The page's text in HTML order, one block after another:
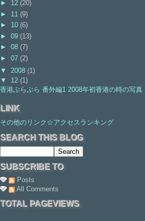
► 12 (20)
► 11 (9)
► 10 (6)
► 09 (13)
► 08 (7)
► 07 (2)
▼ 2008 (1)
▼ 12 (1)
香港ぶらぶら 番外編1 2008年初香港の時の写真
LINK
その他のリンク☆アクセスランキング
SEARCH THIS BLOG
SUBSCRIBE TO
Posts
All Comments
TOTAL PAGEVIEWS